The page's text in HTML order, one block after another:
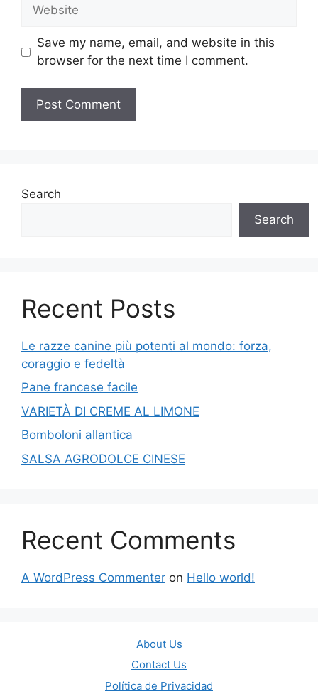
Save my name, email, and website in this
browser for the next time I comment.
Search
Search
Recent Posts
Le razze canine più potenti al mondo: forza,
coraggio e fedeltà
Pane francese facile
VARIETÀ DI CREME AL LIMONE
Bomboloni allantica
SALSA AGRODOLCE CINESE
Recent Comments
A WordPress Commenter on Hello world!
About Us
Contact Us
Política de Privacidad